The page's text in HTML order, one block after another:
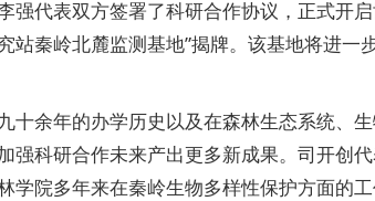
强代表双方签署了科研合作协议，正式开
站秦岭北麓监测基地”揭牌。该基地将进
十余年的办学历史以及在森林生态系统、
强科研合作未来产出更多新成果。司开创
学院多年来在秦岭生物多样性保护方面的